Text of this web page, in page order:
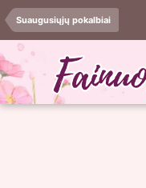
Suaugusiųjų pokalbiai